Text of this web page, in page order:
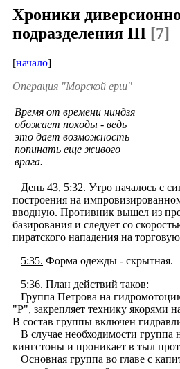
Хроники
подразделения III [7]
[начало]
Операция "Морской ерш"
Время от времени ниндзя
обожает походы - ведь
это дает возможность
попинать еще живого
врага.
День 43, 5:32. Утро началось с
построения на
вводную. Противник вышел из
базирования и следует со
пиратского нападения на
5:35. Форма одежды - скрытная.
5:36. План действий таков:
Группа Петрова на
"Р", закрепляет технику якорями
В состав группы включен
В случае необходимости группа
кингстоны и проникает в тыл
Основная группа во главе с